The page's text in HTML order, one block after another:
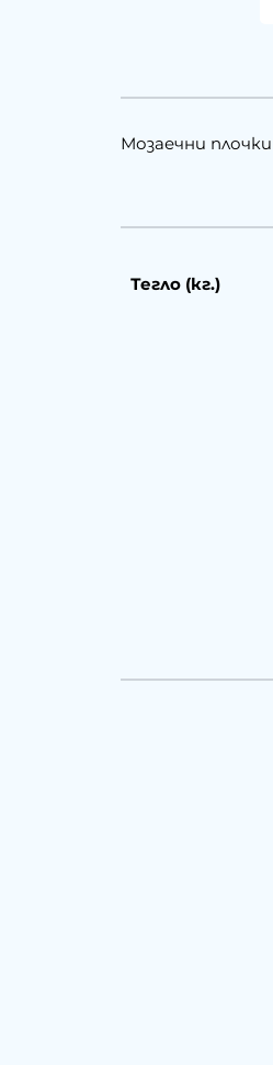
Мозаечни
Тегло (кг.)